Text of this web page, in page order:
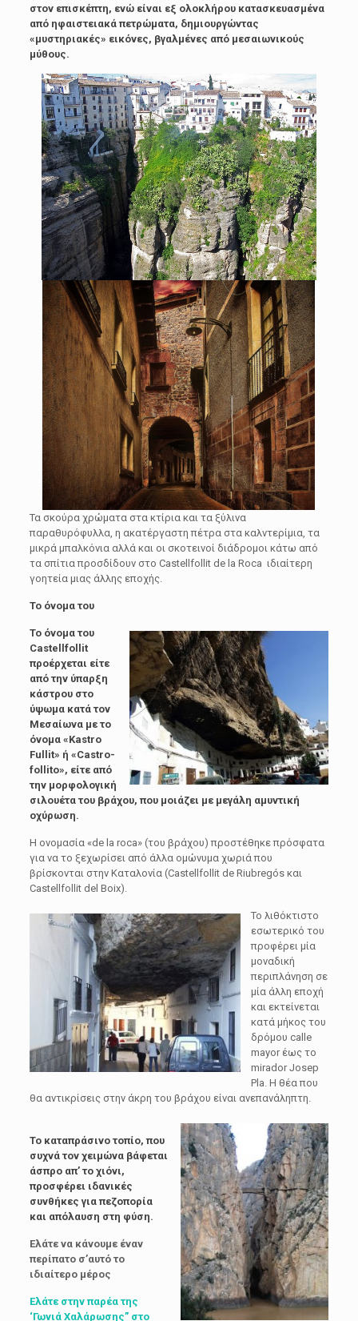
στον επισκέπτη, ενώ είναι εξ ολοκλήρου κατασκευασμένα
από ηφαιστειακά πετρώματα, δημιουργώντας
«μυστηριακές» εικόνες, βγαλμένες από μεσαιωνικούς
μύθους.
Τα σκούρα χρώματα στα κτίρια και τα ξύλινα
παραθυρόφυλλα, η ακατέργαστη πέτρα στα καλντερίμια, τα
μικρά μπαλκόνια αλλά και οι σκοτεινοί διάδρομοι κάτω από
τα σπίτια προσδίδουν στο Castellfollit de la Roca ιδιαίτερη
γοητεία μιας άλλης εποχής.
Το όνομα του
Το όνομα του
Castellfollit
προέρχεται είτε
από την ύπαρξη
κάστρου στο
ύψωμα κατά τον
Μεσαίωνα με το
όνομα «Kastro
Fullit» ή «Castro-
follito», είτε από
την μορφολογική
σιλουέτα του βράχου, που μοιάζει με μεγάλη αμυντική
οχύρωση.
Η ονομασία «de la roca» (του βράχου) προστέθηκε πρόσφατα
για να το ξεχωρίσει από άλλα ομώνυμα χωριά που
βρίσκονται στην Καταλονία (Castellfollit de Riubregós και
Castellfollit del Boix).
Το λιθόκτιστο
εσωτερικό του
προφέρει μία
μοναδική
περιπλάνηση σε
μία άλλη εποχή
και εκτείνεται
κατά μήκος του
δρόμου calle
mayor έως το
mirador Josep
Pla. Η θέα που
θα αντικρίσεις στην άκρη του βράχου είναι ανεπανάληπτη.
Το καταπράσινο τοπίο, που
συχνά τον χειμώνα βάφεται
άσπρο απ’ το χιόνι,
προσφέρει ιδανικές
συνθήκες για πεζοπορία
και απόλαυση στη φύση.
Ελάτε να κάνουμε έναν
περίπατο σ’αυτό το
ιδιαίτερο μέρος
Ελάτε στην παρέα της
‘Γωνιά Χαλάρωσης” στο